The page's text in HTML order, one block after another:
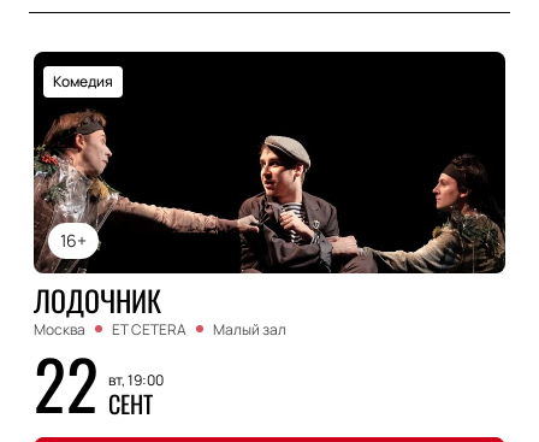
16+
Комедия
ЛОДОЧНИК
Москва ET CETERA Малый зал
22 вт, 19:00
СЕНТ